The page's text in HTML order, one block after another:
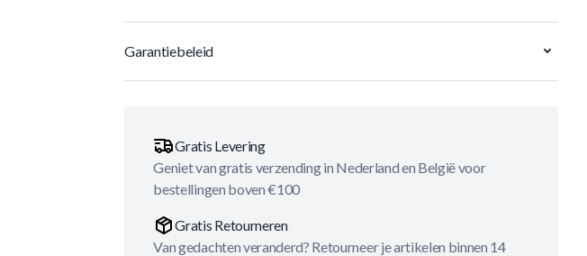
Garantiebeleid
Gratis Levering
Geniet van gratis verzending in Nederland en België voor
bestellingen boven €100
Gratis Retourneren
Van gedachten veranderd? Retourneer je artikelen binnen 14